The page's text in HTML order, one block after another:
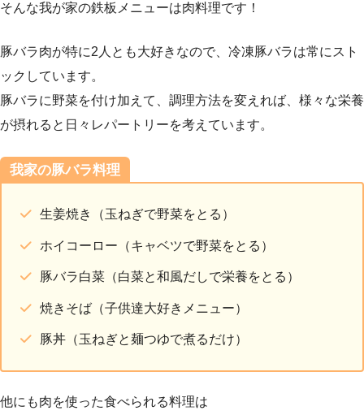
そんな我が家の鉄板メニューは肉料理です！
豚バラ肉が特に2人とも大好きなので、冷凍豚バラは常にスト
ックしています。
豚バラに野菜を付け加えて、調理方法を変えれば、様々な栄養
が摂れると日々レパートリーを考えています。
我家の豚バラ料理
生姜焼き（玉ねぎで野菜をとる）
ホイコーロー（キャベツで野菜をとる）
豚バラ白菜（白菜と和風だしで栄養をとる）
焼きそば（子供達大好きメニュー）
豚丼（玉ねぎと麺つゆで煮るだけ）
他にも肉を使った食べられる料理は